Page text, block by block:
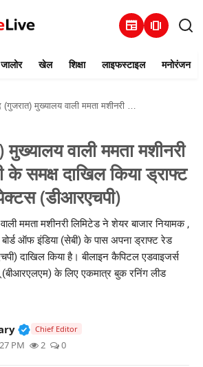
newspaper amp_stories
जालोर खेल शिक्षा लाइफस्टाइल मनोरंजन
वाली ममता मशीनरी लिमिटेड ने सेबी के समक्ष दाखिल किया ड्राफ्ट रेड हेरिंग प्रॉस्पेक्टस (डीआरएचपी)
वाली ममता मशीनरी
के समक्ष दाखिल किया ड्राफ्ट
(डीआरएचपी)
ममता मशीनरी लिमिटेड ने शेयर बाजार नियामक ,
ऑफ इंडिया (सेबी) के पास अपना ड्राफ्ट रेड
दाखिल किया है। बीलाइन कैपिटल एडवाइजर्स
(बीआरएलएम) के लिए एकमात्र बुक रनिंग लीड
Verified Public Figure • 30 Mar,
Chief Editor
PM 2 0